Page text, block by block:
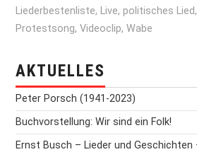
Liederbestenliste, Live,politisches Lied,
Protestsong,Videoclip,Wabe
AKTUELLES
Peter Porsch (1941-2023)
Buchvorstellung: Wir sind ein Folk!
Ernst Busch – Lieder und